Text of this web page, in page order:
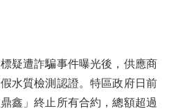
遭詐騙事件曝光後，供應商
水質檢測認證。特區政府日前
鑫」終止所有合約，總額超過